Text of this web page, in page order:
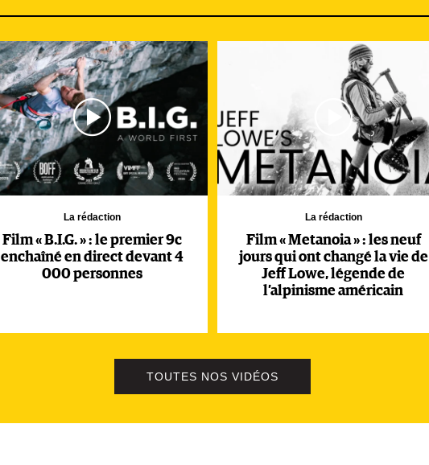
La rédaction
Film « B.I.G. » : le premier 9c
enchaîné en direct devant 4
000 personnes
La rédaction
Film « Metanoia » : les neuf
jours qui ont changé la vie de
Jeff Lowe, légende de
l’alpinisme américain
TOUTES NOS VIDÉOS